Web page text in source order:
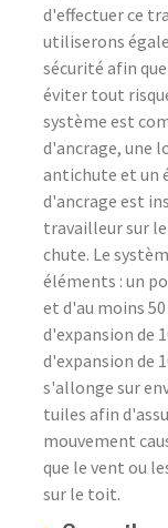
d'effectuer ce
utiliserons
sécurité afin
éviter tout
système est
d'ancrage, une
antichute et un
d'ancrage est
travailleur sur
chute. Le
éléments : un
et d'au moins
d'expansion de
d'expansion de
s'allonge sur
tuiles afin
mouvement
que le vent ou
sur le toit.